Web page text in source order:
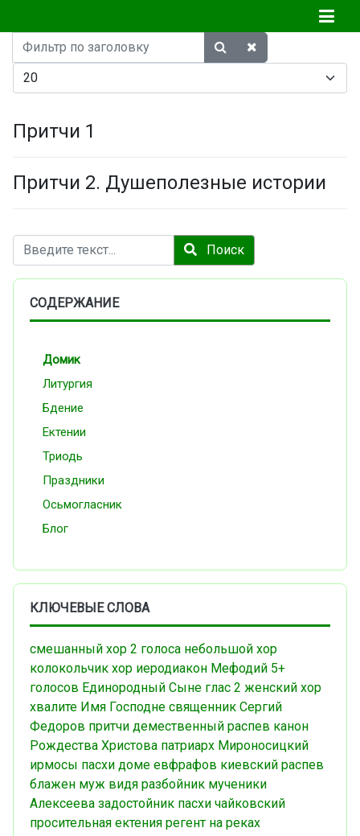
Фильтр
по
заголовку
Кол-во строк:
Притчи 1
Притчи 2. Душеполезные истории
Поиск Поиск
СОДЕРЖАНИЕ
Домик
Литургия
Бдение
Ектении
Триодь
Праздники
Осьмогласник
Блог
КЛЮЧЕВЫЕ СЛОВА
смешанный хор 2 голоса небольшой хор
колокольчик хор иеродиакон Мефодий 5+
голосов Единородный Сыне глас 2 женский хор
хвалите Имя Господне священник Сергий
Федоров притчи демественный распев канон
Рождества Христова патриарх Мироносицкий
ирмосы пасхи доме евфрафов киевский распев
блажен муж видя разбойник мученики
Алексеева задостойник пасхи чайковский
просительная ектения регент на реках